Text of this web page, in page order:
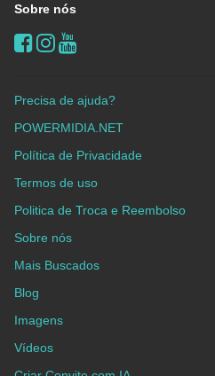
Sobre nós
Precisa de ajuda?
POWERMIDIA.NET
Política de Privacidade
Termos de uso
Politica de Troca e Reembolso
Sobre nós
Mais Buscados
Blog
Imagens
Vídeos